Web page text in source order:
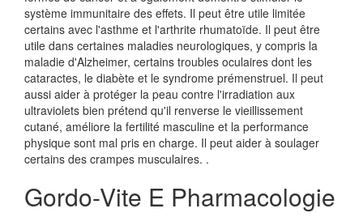
système immunitaire des effets. Il peut être utile limitée
certains avec l'asthme et l'arthrite rhumatoïde. Il peut être
utile dans certaines maladies neurologiques, y compris la
maladie d'Alzheimer, certains troubles oculaires dont les
cataractes, le diabète et le syndrome prémenstruel. Il peut
aussi aider à protéger la peau contre l'irradiation aux
ultraviolets bien prétend qu'il renverse le vieillissement
cutané, améliore la fertilité masculine et la performance
physique sont mal pris en charge. Il peut aider à soulager
certains des crampes musculaires. .
Gordo-Vite E Pharmacologie